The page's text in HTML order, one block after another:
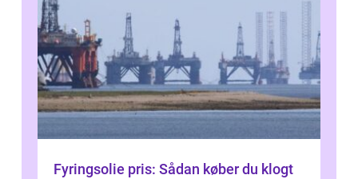
Fyringsolie pris: Sådan køber du klogt